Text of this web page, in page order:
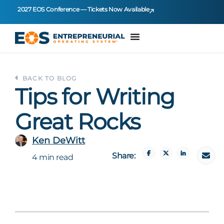
2027 EOS Conference — Tickets Now Available
BACK TO BLOG
Tips for Writing
Great Rocks
Ken DeWitt
4 min read Share: